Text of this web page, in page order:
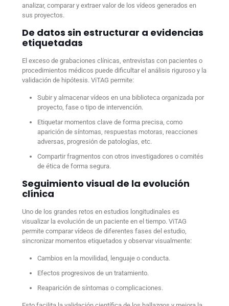
analizar, comparar y extraer valor de los vídeos generados en
sus proyectos.
De datos sin estructurar a evidencias
etiquetadas
El exceso de grabaciones clínicas, entrevistas con pacientes o
procedimientos médicos puede dificultar el análisis riguroso y la
validación de hipótesis. ViTAG permite:
Subir y almacenar vídeos en una biblioteca organizada por
proyecto, fase o tipo de intervención.
Etiquetar momentos clave de forma precisa, como
aparición de síntomas, respuestas motoras, reacciones
adversas, progresión de patologías, etc.
Compartir fragmentos con otros investigadores o comités
de ética de forma segura.
Seguimiento visual de la evolución
clínica
Uno de los grandes retos en estudios longitudinales es
visualizar la evolución de un paciente en el tiempo. ViTAG
permite comparar vídeos de diferentes fases del estudio,
sincronizar momentos etiquetados y observar visualmente:
Cambios en la movilidad, lenguaje o conducta.
Efectos progresivos de un tratamiento.
Reaparición de síntomas o complicaciones.